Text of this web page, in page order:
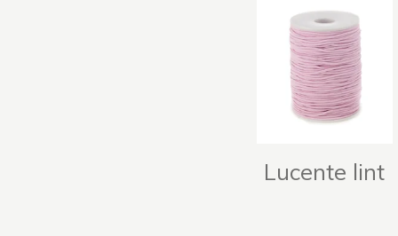
Lucente lint